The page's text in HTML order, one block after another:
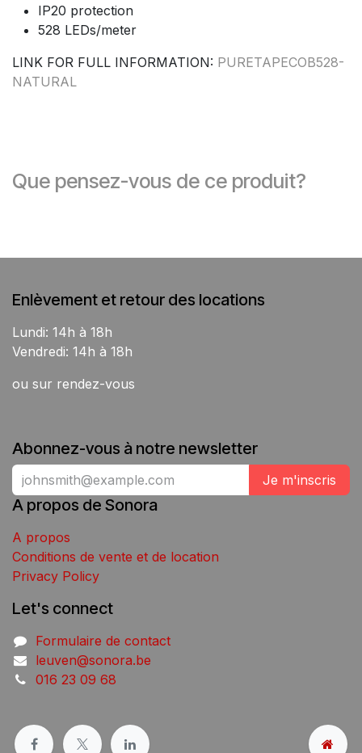
IP20 protection
528 LEDs/meter
LINK FOR FULL INFORMATION: PURETAPECOB528-
NATURAL
Que pensez-vous de ce produit?
Enlèvement et retour des locations
Lundi: 14h à 18h
Vendredi: 14h à 18h
ou sur rendez-vous
Abonnez-vous à notre newsletter
Je m'inscris
A propos de Sonora
A propos
Conditions de vente et de location
Privacy Policy
Let's connect
Formulaire de contact
leuven@sonora.be
016 23 09 68